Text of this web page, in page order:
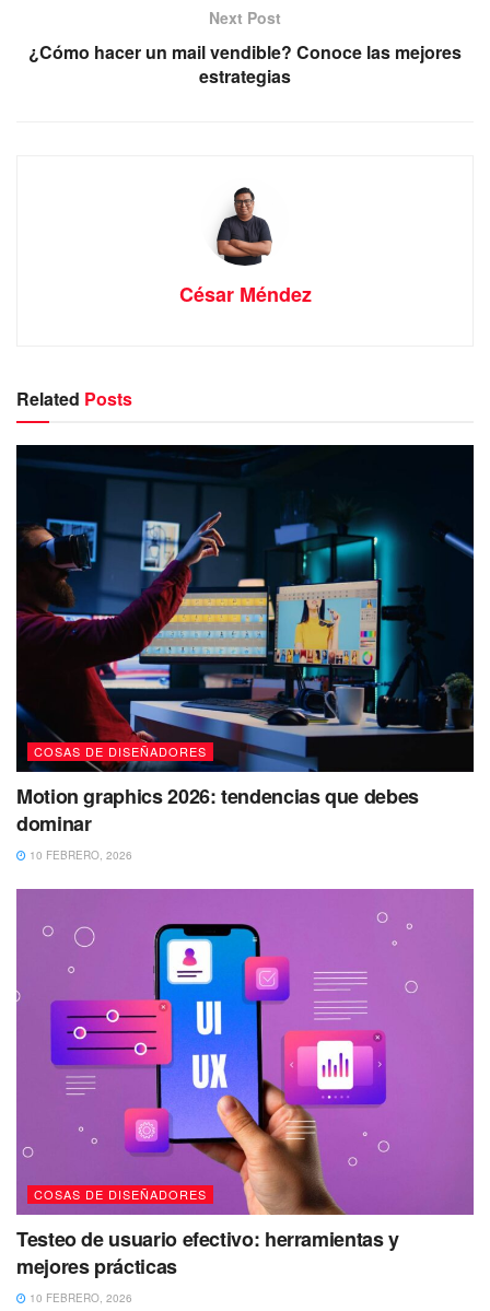
Next Post
¿Cómo hacer un mail vendible? Conoce las mejores
estrategias
César Méndez
Related Posts
COSAS DE DISEÑADORES
Motion graphics 2026: tendencias que debes
dominar
10 FEBRERO, 2026
COSAS DE DISEÑADORES
Testeo de usuario efectivo: herramientas y
mejores prácticas
10 FEBRERO, 2026